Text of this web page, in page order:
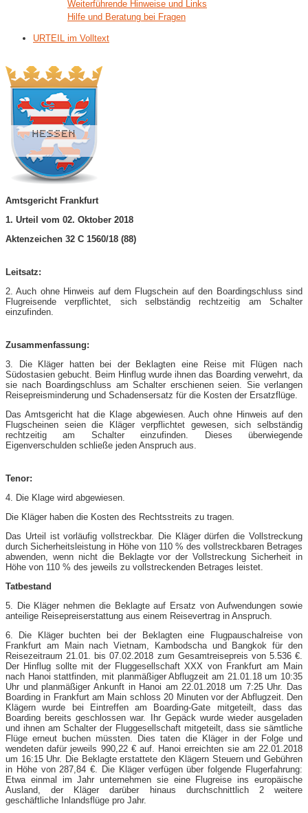
Weiterführende Hinweise und Links
Hilfe und Beratung bei Fragen
URTEIL im Volltext
Amtsgericht Frankfurt
1. Urteil vom 02. Oktober 2018
Aktenzeichen 32 C 1560/18 (88)
Leitsatz:
2. Auch ohne Hinweis auf dem Flugschein auf den Boardingschluss sind
Flugreisende verpflichtet, sich selbständig rechtzeitig am Schalter
einzufinden.
Zusammenfassung:
3. Die Kläger hatten bei der Beklagten eine Reise mit Flügen nach
Südostasien gebucht. Beim Hinflug wurde ihnen das Boarding verwehrt, da
sie nach Boardingschluss am Schalter erschienen seien. Sie verlangen
Reisepreisminderung und Schadensersatz für die Kosten der Ersatzflüge.
Das Amtsgericht hat die Klage abgewiesen. Auch ohne Hinweis auf den
Flugscheinen seien die Kläger verpflichtet gewesen, sich selbständig
rechtzeitig am Schalter einzufinden. Dieses überwiegende
Eigenverschulden schließe jeden Anspruch aus.
Tenor:
4. Die Klage wird abgewiesen.
Die Kläger haben die Kosten des Rechtsstreits zu tragen.
Das Urteil ist vorläufig vollstreckbar. Die Kläger dürfen die Vollstreckung
durch Sicherheitsleistung in Höhe von 110 % des vollstreckbaren Betrages
abwenden, wenn nicht die Beklagte vor der Vollstreckung Sicherheit in
Höhe von 110 % des jeweils zu vollstreckenden Betrages leistet.
Tatbestand
5. Die Kläger nehmen die Beklagte auf Ersatz von Aufwendungen sowie
anteilige Reisepreiserstattung aus einem Reisevertrag in Anspruch.
6. Die Kläger buchten bei der Beklagten eine Flugpauschalreise von
Frankfurt am Main nach Vietnam, Kambodscha und Bangkok für den
Reisezeitraum 21.01. bis 07.02.2018 zum Gesamtreisepreis von 5.536 €.
Der Hinflug sollte mit der Fluggesellschaft XXX von Frankfurt am Main
nach Hanoi stattfinden, mit planmäßiger Abflugzeit am 21.01.18 um 10:35
Uhr und planmäßiger Ankunft in Hanoi am 22.01.2018 um 7:25 Uhr. Das
Boarding in Frankfurt am Main schloss 20 Minuten vor der Abflugzeit. Den
Klägern wurde bei Eintreffen am Boarding-Gate mitgeteilt, dass das
Boarding bereits geschlossen war. Ihr Gepäck wurde wieder ausgeladen
und ihnen am Schalter der Fluggesellschaft mitgeteilt, dass sie sämtliche
Flüge erneut buchen müssten. Dies taten die Kläger in der Folge und
wendeten dafür jeweils 990,22 € auf. Hanoi erreichten sie am 22.01.2018
um 16:15 Uhr. Die Beklagte erstattete den Klägern Steuern und Gebühren
in Höhe von 287,84 €. Die Kläger verfügen über folgende Flugerfahrung:
Etwa einmal im Jahr unternehmen sie eine Flugreise ins europäische
Ausland, der Kläger darüber hinaus durchschnittlich 2 weitere
geschäftliche Inlandsflüge pro Jahr.